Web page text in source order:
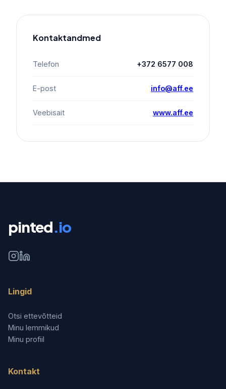
Kontaktandmed
Telefon +372 6577 008
E-post info@aff.ee
Veebisait www.aff.ee
pinted.io
Lingid
Otsi ettevõtteid
Minu lemmikud
Minu profiil
Kontakt